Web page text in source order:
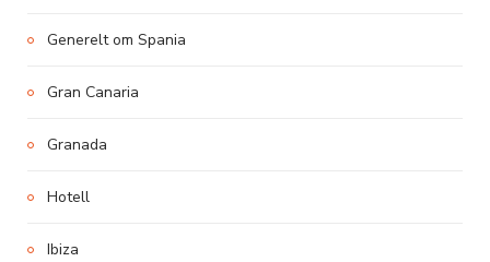
Generelt om Spania
Gran Canaria
Granada
Hotell
Ibiza